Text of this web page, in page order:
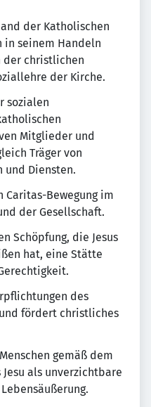
der Katholischen
in seinem Handeln
der christlichen
der Kirche.
sozialen
Mitglieder und
Träger von
und Diensten.
Bewegung im
der Gesellschaft.
Schöpfung, die Jesus
hat, eine Stätte
des
fördert christliches
gemäß dem
als unverzichtbare